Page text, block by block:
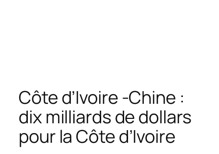
Côte d’Ivoire -Chine :
dix milliards de dollars
pour la Côte d’Ivoire